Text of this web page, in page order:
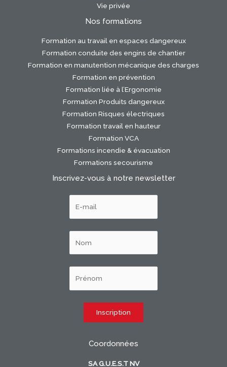
Vie privée
Nos formations
Formation au travail en espaces dangereux
Formation conduite des engins de chantier
Formation en manutention mécanique des charges
Formation en prévention
Formation liée à l’Ergonomie
Formation Produits dangereux
Formation Risques électriques
Formation travail en hauteur
Formation VCA
Formations incendie & évacuation
Formations secourisme
Inscrivez-vous à notre newsletter
Coordonnées
SA G.U.E.S.T NV